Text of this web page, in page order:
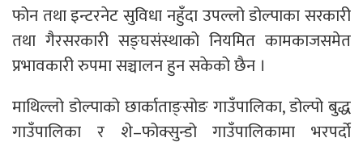
फोन तथा इन्टरनेट सुविधा नहुँदा उपल्लो डोल्पाका सरकारी
तथा गैरसरकारी सङ्घसंस्थाको नियमित कामकाजसमेत
प्रभावकारी रुपमा सञ्चालन हुन सकेको छैन ।
माथिल्लो डोल्पाको छार्काताङ्सोङ गाउँपालिका, डोल्पो बुद्ध
गाउँपालिका र शे–फोक्सुन्डो गाउँपालिकामा भरपर्दो